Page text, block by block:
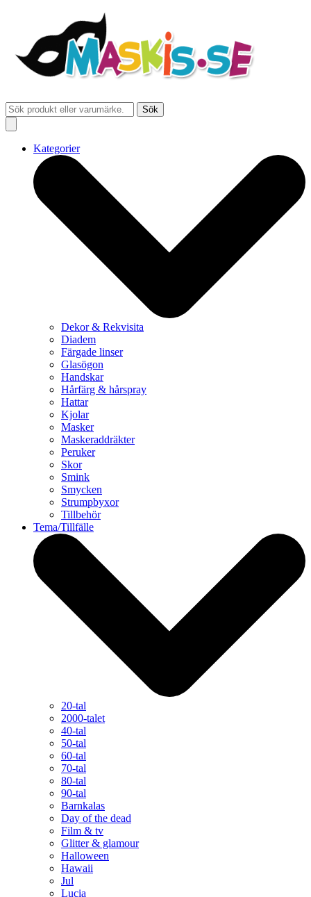
Sök
Kategorier
Dekor & Rekvisita
Diadem
Färgade linser
Glasögon
Handskar
Hårfärg & hårspray
Hattar
Kjolar
Masker
Maskeraddräkter
Peruker
Skor
Smink
Smycken
Strumpbyxor
Tillbehör
Tema/Tillfälle
20-tal
2000-talet
40-tal
50-tal
60-tal
70-tal
80-tal
90-tal
Barnkalas
Day of the dead
Film & tv
Glitter & glamour
Halloween
Hawaii
Jul
Lucia